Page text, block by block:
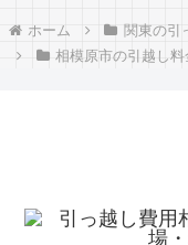
ホーム 関東の引
相模原市の引越し